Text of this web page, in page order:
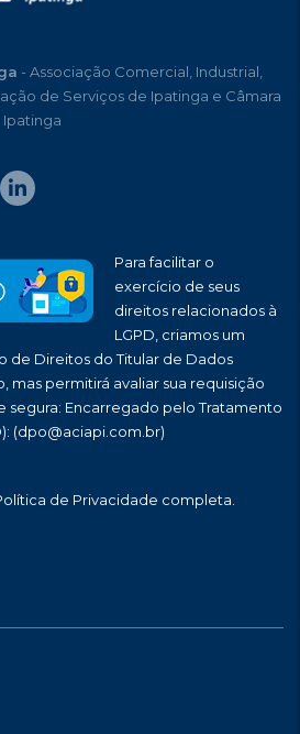
- Associação Comercial, Industrial,
de Serviços de Ipatinga e Câmara
Ipatinga
Para facilitar o
exercício de seus
direitos relacionados à
LGPD, criamos um
de Direitos do Titular de Dados
mas permitirá avaliar sua requisição
segura: Encarregado pelo Tratamento
(dpo@aciapi.com.br)
de Privacidade completa.